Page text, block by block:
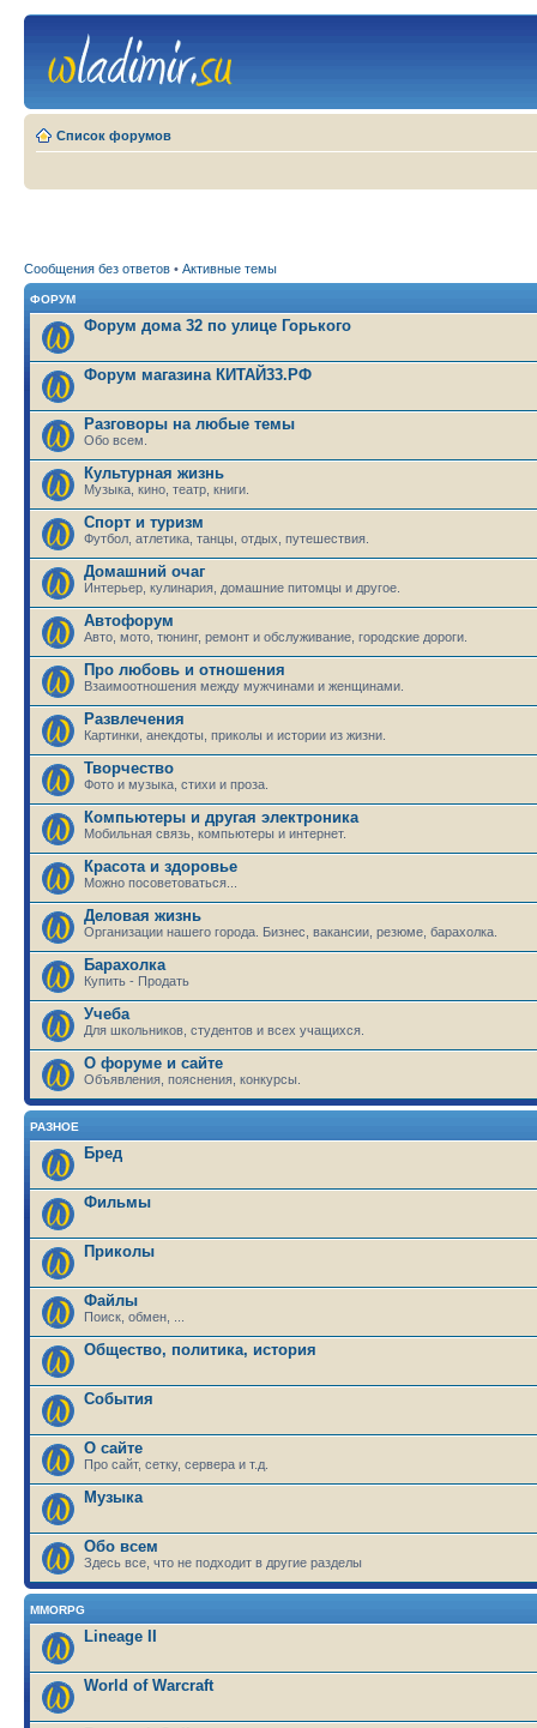
Список форумов
Сообщения без ответов • Активные темы
ФОРУМ
Форум дома 32 по улице Горького
Форум магазина КИТАЙ33.РФ
Разговоры на любые темы
Обо всем.
Культурная жизнь
Музыка, кино, театр, книги.
Спорт и туризм
Футбол, атлетика, танцы, отдых, путешествия.
Домашний очаг
Интерьер, кулинария, домашние питомцы и другое.
Автофорум
Авто, мото, тюнинг, ремонт и обслуживание, городские дороги.
Про любовь и отношения
Взаимоотношения между мужчинами и женщинами.
Развлечения
Картинки, анекдоты, приколы и истории из жизни.
Творчество
Фото и музыка, стихи и проза.
Компьютеры и другая электроника
Мобильная связь, компьютеры и интернет.
Красота и здоровье
Можно посоветоваться...
Деловая жизнь
Организации нашего города. Бизнес, вакансии, резюме, барахолка.
Барахолка
Купить - Продать
Учеба
Для школьников, студентов и всех учащихся.
О форуме и сайте
Объявления, пояснения, конкурсы.
РАЗНОЕ
Бред
Фильмы
Приколы
Файлы
Поиск, обмен, ...
Общество, политика, история
События
О сайте
Про сайт, сетку, сервера и т.д.
Музыка
Обо всем
Здесь все, что не подходит в другие разделы
MMORPG
Lineage II
World of Warcraft